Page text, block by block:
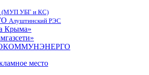
(МУП УБГ и КС)
Алуштинский РЭС
Крыма»
место